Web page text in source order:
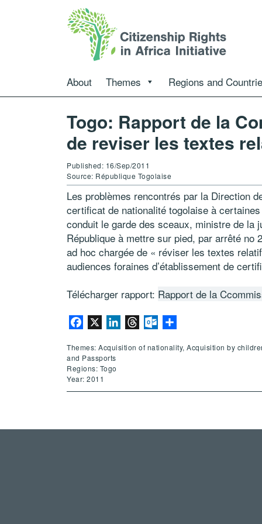
About Themes Regions and
Togo: Rapport de la
de reviser les textes
Published: 16/Sep/2011
Source: République Togolaise
Les problèmes rencontrés par la Direction
certificat de nationalité togolaise à
conduit le garde des sceaux, ministre de
République à mettre sur pied, par arrêté no
ad hoc chargée de « réviser les textes
audiences foraines d’établissement de
Télécharger rapport: Rapport de la
Facebook LinkedInThreadsOutlook.com
Themes: Acquisition of nationality, Acquisition by
and Passports
Regions: Togo
Year: 2011